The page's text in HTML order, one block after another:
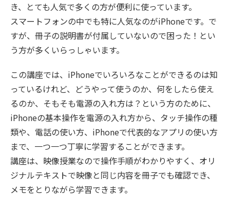
き、とても人気で多くの方が便利に使っています。
スマートフォンの中でも特に人気なのがiPhoneです。で
すが、冊子の説明書が付属していないので困った！とい
う方が多くいらっしゃいます。
この講座では、iPhoneでいろいろなことができるのは知
っているけれど、どうやって使うのか、何をしたら使え
るのか、そもそも電源の入れ方は？という方のために、
iPhoneの基本操作を電源の入れ方から、タッチ操作の種
類や、電話の使い方、iPhoneで代表的なアプリの使い方
まで、一つ一つ丁寧に学習することができます。
講座は、映像授業なので操作手順がわかりやすく、オリ
ジナルテキストで映像と同じ内容を冊子でも確認でき、
メモをとりながら学習できます。